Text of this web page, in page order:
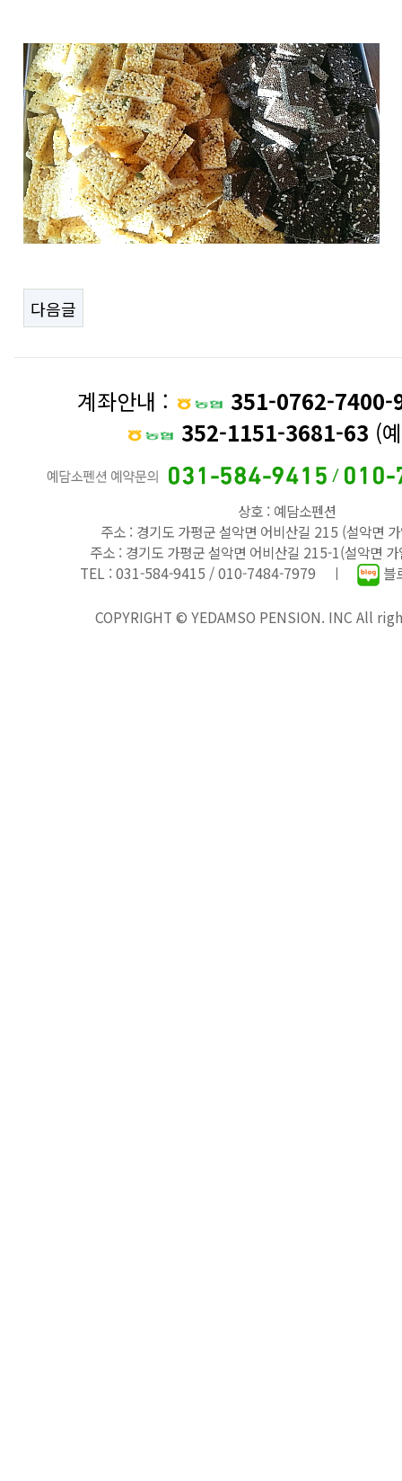
다음글
계좌안내 :
351-0762-7400-
352-1151-3681-63 (
상호 : 예담소펜션
주소 : 경기도 가평군 설악면 어비산길 215 (설악면
주소 : 경기도 가평군 설악면 어비산길 215-1(설악면
TEL : 031-584-9415 / 010-7484-7979 ㅣ
블
COPYRIGHT © YEDAMSO PENSION. INC All